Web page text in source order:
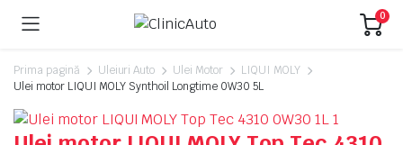
0
Prima pagină Uleiuri Auto Ulei Motor
LIQUI MOLY
Ulei motor LIQUI MOLY Synthoil Longtime 0W30 5L